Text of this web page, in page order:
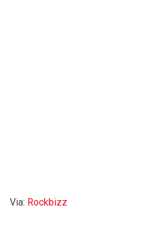
Via: Rockbizz